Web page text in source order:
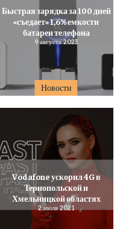
Новости
Быстрая зарядка за 100 дней
«съедает» 1,6% емкости
батареи телефона
9 августа 2023
Vodafone ускорил 4G в
Тернопольской и
Хмельницкой областях
2 июля 2021